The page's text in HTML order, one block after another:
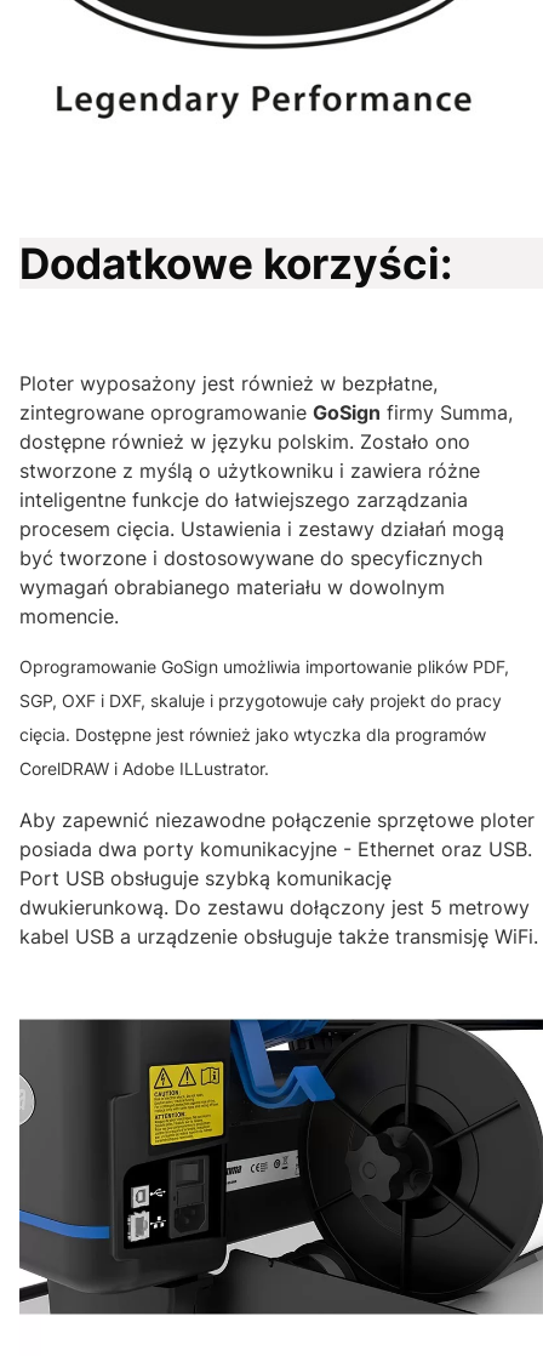
Dodatkowe korzyści:
Ploter wyposażony jest również w bezpłatne,
zintegrowane oprogramowanie GoSign firmy Summa,
dostępne również w języku polskim. Zostało ono
stworzone z myślą o użytkowniku i zawiera różne
inteligentne funkcje do łatwiejszego zarządzania
procesem cięcia. Ustawienia i zestawy działań mogą
być tworzone i dostosowywane do specyficznych
wymagań obrabianego materiału w dowolnym
momencie.
Oprogramowanie GoSign umożliwia importowanie plików PDF,
SGP, OXF i DXF, skaluje i przygotowuje cały projekt do pracy
cięcia. Dostępne jest również jako wtyczka dla programów
CorelDRAW i Adobe ILLustrator.
Aby zapewnić niezawodne połączenie sprzętowe ploter
posiada dwa porty komunikacyjne - Ethernet oraz USB.
Port USB obsługuje szybką komunikację
dwukierunkową. Do zestawu dołączony jest 5 metrowy
kabel USB a urządzenie obsługuje także transmisję WiFi.